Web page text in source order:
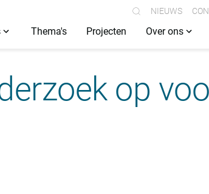
NIEUWS
Thema's Projecten Over ons
op